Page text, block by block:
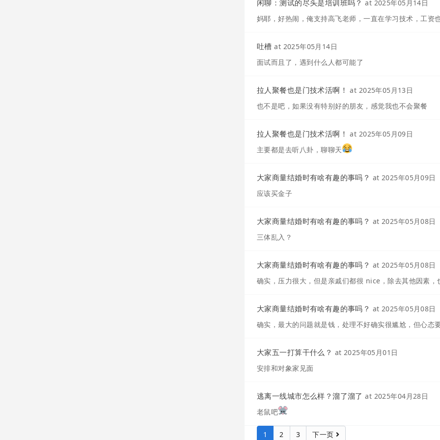
闲聊：测试的尽头是培训班吗？ at 2025年05月14日
妈耶，好热闹，俺支持高飞老师，一直在学习技术，工资
吐槽 at 2025年05月14日
面试而且了，遇到什么人都可能了
拉人聚餐也是门技术活啊！ at 2025年05月13日
也不是吧，如果没有特别好的朋友，感觉我也不会聚餐
拉人聚餐也是门技术活啊！ at 2025年05月09日
主要都是去听八卦，聊聊天
大家商量结婚时有啥有趣的事吗？ at 2025年05月09日
应该买金子
大家商量结婚时有啥有趣的事吗？ at 2025年05月08日
三体乱入？
大家商量结婚时有啥有趣的事吗？ at 2025年05月08日
确实，压力很大，但是亲戚们都很 nice，除去其他因素，
大家商量结婚时有啥有趣的事吗？ at 2025年05月08日
确实，最大的问题就是钱，处理不好确实很尴尬，但心态
大家五一打算干什么？ at 2025年05月01日
安排和对象家见面
逃离一线城市怎么样？溜了溜了 at 2025年04月28日
老鼠吧
1 2 3 下一页